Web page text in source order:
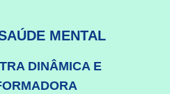
MENTAL
DINÂMICA E